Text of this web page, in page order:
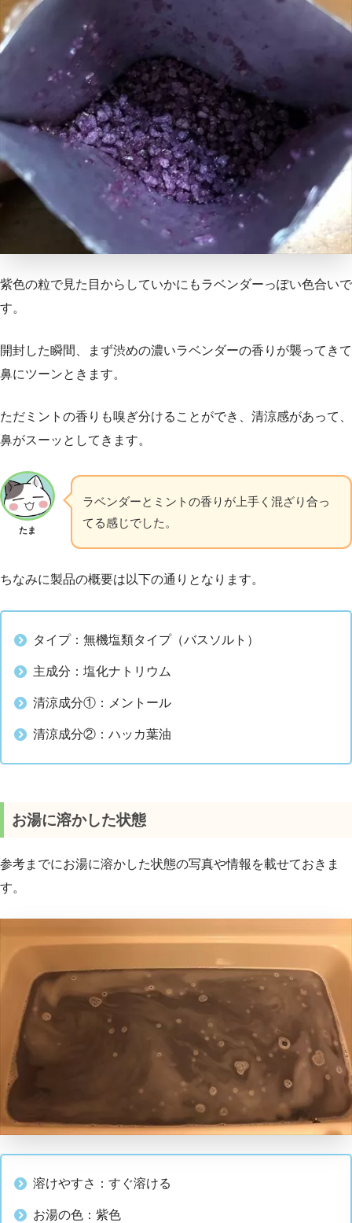
紫色の粒で見た目からしていかにもラベンダーっぽい色合いで
す。
開封した瞬間、まず渋めの濃いラベンダーの香りが襲ってきて
鼻にツーンときます。
ただミントの香りも嗅ぎ分けることができ、清涼感があって、
鼻がスーッとしてきます。
たま
ラベンダーとミントの香りが上手く混ざり合っ
てる感じでした。
ちなみに製品の概要は以下の通りとなります。
タイプ：無機塩類タイプ（バスソルト）
主成分：塩化ナトリウム
清涼成分①：メントール
清涼成分②：ハッカ葉油
お湯に溶かした状態
参考までにお湯に溶かした状態の写真や情報を載せておきま
す。
溶けやすさ：すぐ溶ける
お湯の色：紫色